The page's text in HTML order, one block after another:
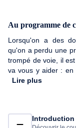
Au programme de
Lorsqu'on a des
qu'on a perdu une
trompé de voie, il
va vous y aider : en
en vidéo, vous
Lire plus
Introduction